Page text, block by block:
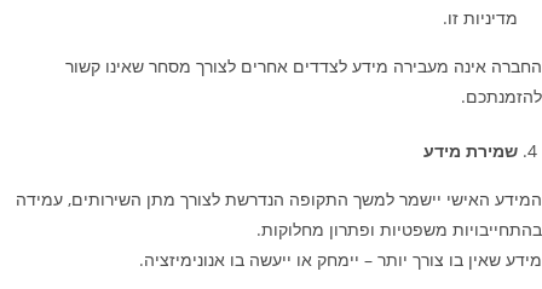
מדיניות זו.
החברה אינה מעבירה מידע לצדדים אחרים לצורך מסחר שאינו קשור
להזמנתכם.
שמירת מידע
המידע האישי יישמר למשך התקופה הנדרשת לצורך מתן השירותים, עמידה
בהתחייבויות משפטיות ופתרון מחלוקות.
מידע שאין בו צורך יותר – יימחק או ייעשה בו אנונימיזציה.